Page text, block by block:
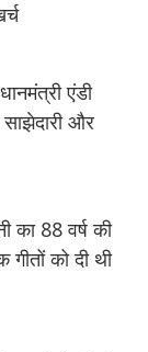
एंडी
साझेदारी और
का 88 वर्ष की
को दी थी